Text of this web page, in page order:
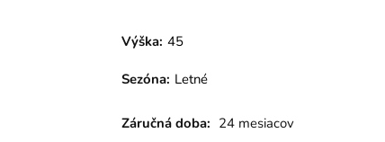
Výška: 45
Sezóna: Letné
Záručná doba: 24 mesiacov